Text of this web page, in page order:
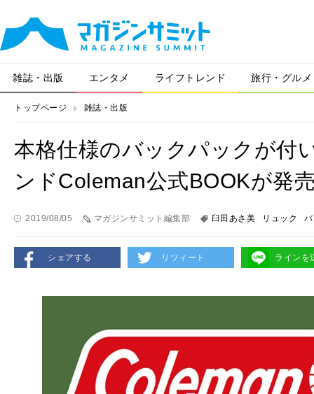
雑誌・出版 エンタメ ライフトレンド 旅行・グルメ
トップページ 雑誌・出版
本格仕様のバックパックが付
ンドColeman公式BOOKが発
2019/08/05 マガジンサミット編集部 臼田あさ美 リュック
シェアする リツィート ラインを